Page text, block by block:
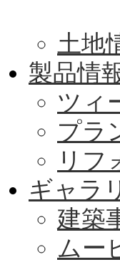
土地
製品情
ツィ
プラ
リフ
ギャラ
建築
ムー